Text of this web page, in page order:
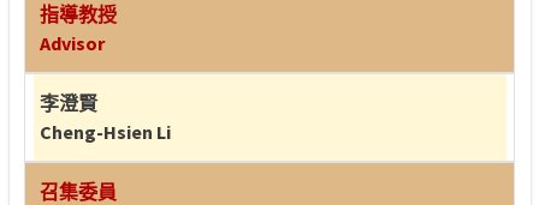
指導教授
Advisor
李澄賢
Cheng-Hsien Li
召集委員